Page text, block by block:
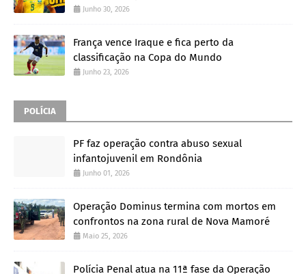
Junho 30, 2026
França vence Iraque e fica perto da
classificação na Copa do Mundo
Junho 23, 2026
POLÍCIA
PF faz operação contra abuso sexual
infantojuvenil em Rondônia
Junho 01, 2026
Operação Dominus termina com mortos em
confrontos na zona rural de Nova Mamoré
Maio 25, 2026
Polícia Penal atua na 11ª fase da Operação